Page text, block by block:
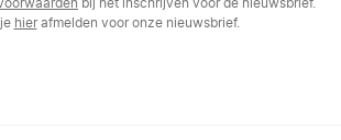
bij het inschrijven voor de nieuwsbrief.
hierafmelden voor onze nieuwsbrief.